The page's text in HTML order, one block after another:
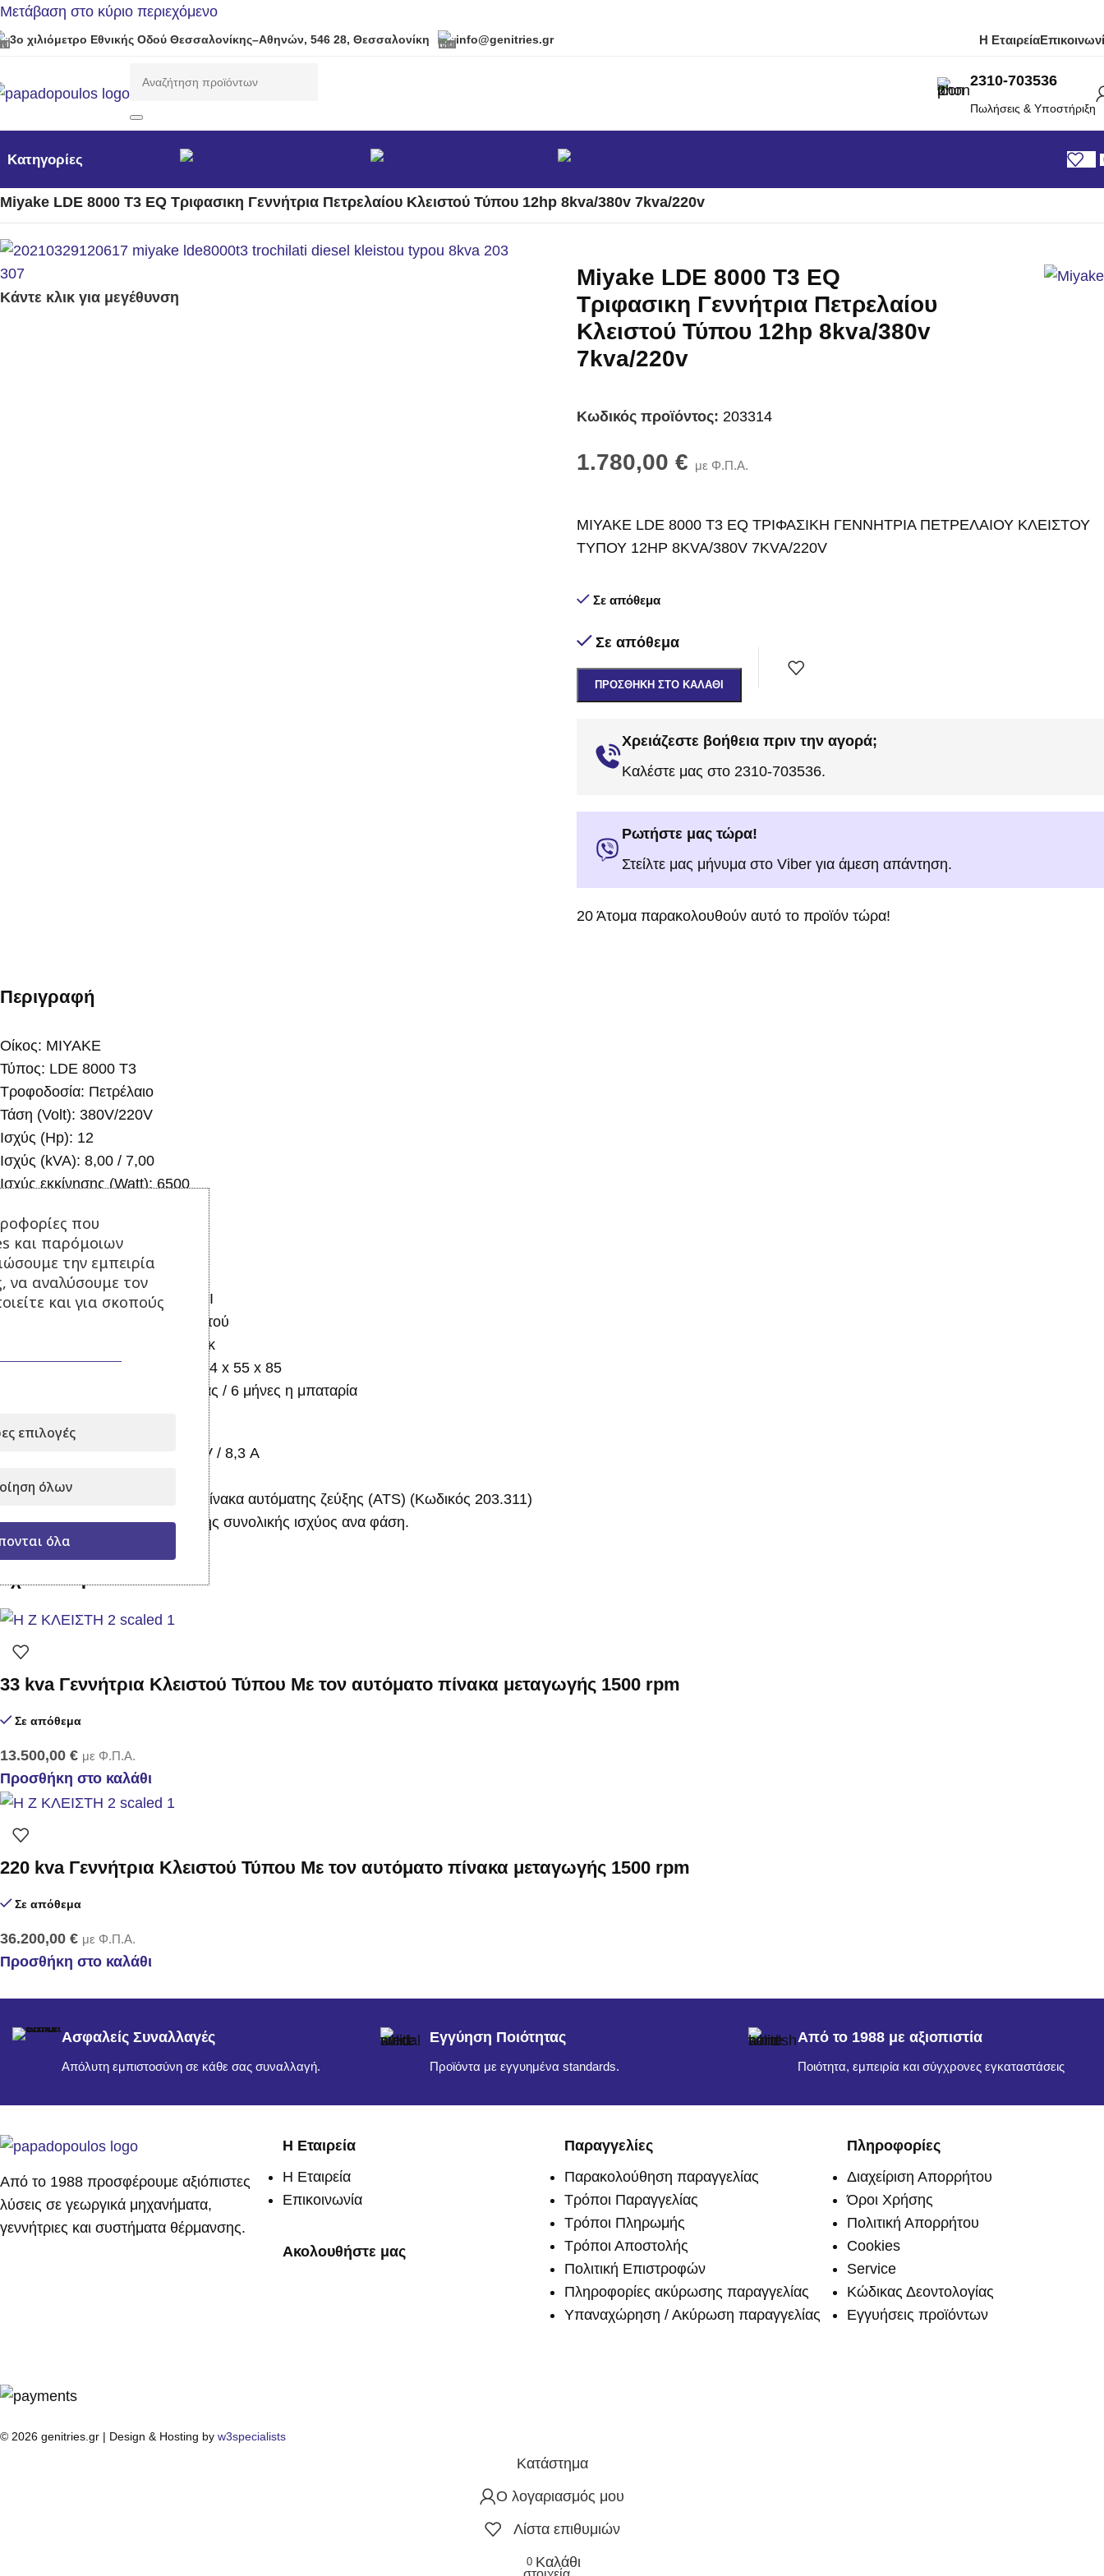
Μετάβαση στο κύριο περιεχόμενο
3ο χιλιόμετρο Εθνικής Οδού Θεσσαλονίκης–Αθηνών, 546 28, Θεσσαλονίκη info@genitries.gr Η Εταιρεία
2310-703536
Πωλήσεις & Υποστήριξη
Κατηγορίες
Miyake LDE 8000 T3 EQ Τριφασικη Γεννήτρια Πετρελαίου Κλειστού Τύπου 12hp 8kva/380v 7kva/220v
Κάντε κλικ για μεγέθυνση
Miyake LDE 8000 T3 EQ
Τριφασικη Γεννήτρια Πετρελαίου
Κλειστού Τύπου 12hp 8kva/380v
7kva/220v
Κωδικός προϊόντος: 203314
1.780,00 € με Φ.Π.Α.
MIYAKE LDE 8000 T3 EQ ΤΡΙΦΑΣΙΚΗ ΓΕΝΝΗΤΡΙΑ ΠΕΤΡΕΛΑΙΟΥ ΚΛΕΙΣΤΟΥ
ΤΥΠΟΥ 12HP 8KVA/380V 7KVA/220V
Σε απόθεμα
Σε απόθεμα
ΠΡΟΣΘΉΚΗ ΣΤΟ ΚΑΛΆΘΙ
Χρειάζεστε βοήθεια πριν την αγορά;
Καλέστε μας στο 2310-703536.
Ρωτήστε μας τώρα!
Στείλτε μας μήνυμα στο Viber για άμεση απάντηση.
20 Άτομα παρακολουθούν αυτό το προϊόν τώρα!
Περιγραφή
Οίκος: MIYAKE
Τύπoς: LDE 8000 T3
Τροφοδοσία: Πετρέλαιο
Τάση (Volt): 380V/220V
Ισχύς (Hp): 12
Ισχύς (kVA): 8,00 / 7,00
Ισχύς εκκίνησης (Watt): 6500
Ισχύς λειτουργίας (Amp): 34,78
Τεπόζιτο (lt): 16,50
Εκκίνηση: Ηλεκτρική μίζα
AVR Σταθεροποιητής τάσης: ΝΑΙ
Τύπου ανοικτού/κλειστού: Κλειστού
Μονομπλόκ/Μοντάζ: Μονομπλόκ
Διαστάσεις Συσκευασίας (cm): 94 x 55 x 85
Εγγύηση: 1 έτος Αντιπροσωπείας / 6 μήνες η μπαταρία
Παροχή συνεχούς ρεύματος 12V / 8,3 Α
Διαθέτει αναμονή για σύνδεση πίνακα αυτόματης ζεύξης (ΑΤS) (Κωδικός 203.311)
Τα τριφασικά παρέχουν το 1/3 της συνολικής ισχύος ανα φάση.
33 kva Γεννήτρια Κλειστού Τύπου Με τον αυτόματο πίνακα μεταγωγής 1500 rpm
Σε απόθεμα
13.500,00 € με Φ.Π.Α.
Προσθήκη στο καλάθι
220 kva Γεννήτρια Κλειστού Τύπου Με τον αυτόματο πίνακα μεταγωγής 1500 rpm
Σε απόθεμα
36.200,00 € με Φ.Π.Α.
Προσθήκη στο καλάθι
Ασφαλείς Συναλλαγές
Απόλυτη εμπιστοσύνη σε κάθε σας συναλλαγή.
Εγγύηση Ποιότητας
Προϊόντα με εγγυημένα standards.
Από το 1988 με αξιοπιστία
Ποιότητα, εμπειρία και σύγχρονες εγκαταστάσεις
Από το 1988 προσφέρουμε αξιόπιστες
λύσεις σε γεωργικά μηχανήματα,
γεννήτριες και συστήματα θέρμανσης.
Η Εταιρεία
Η Εταιρεία
Επικοινωνία
Ακολουθήστε μας
Παραγγελίες
Παρακολούθηση παραγγελίας
Τρόποι Παραγγελίας
Τρόποι Πληρωμής
Τρόποι Αποστολής
Πολιτική Επιστροφών
Πληροφορίες ακύρωσης παραγγελίας
Υπαναχώρηση / Ακύρωση παραγγελίας
Πληροφορίες
Διαχείριση Απορρήτου
Όροι Χρήσης
Πολιτική Απορρήτου
Cookies
Service
Κώδικας Δεοντολογίας
Εγγυήσεις προϊόντων
© 2026 genitries.gr | Design & Hosting by w3specialists
Κατάστημα
Ο λογαριασμός μου
Λίστα επιθυμιών
0 Καλάθι
που
και παρόμοιων
την εμπειρία
να αναλύσουμε τον
και για σκοπούς
επιλογές
όλων
όλα